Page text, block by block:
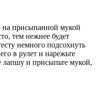
на присыпанной мукой
тем нежнее будет
немного подсохнуть
в рулет и нарежьте
лапшу и присыпьте мукой,